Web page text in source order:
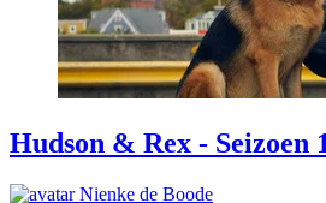
Hudson & Rex - Seizoen